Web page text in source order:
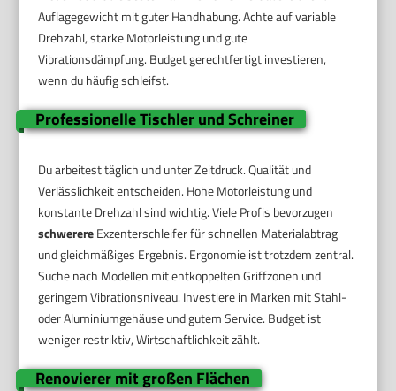
Auflagegewicht mit guter Handhabung. Achte auf variable
Drehzahl, starke Motorleistung und gute
Vibrationsdämpfung. Budget gerechtfertigt investieren,
wenn du häufig schleifst.
Professionelle Tischler und Schreiner
Du arbeitest täglich und unter Zeitdruck. Qualität und
Verlässlichkeit entscheiden. Hohe Motorleistung und
konstante Drehzahl sind wichtig. Viele Profis bevorzugen
schwerereExzenterschleifer für schnellen Materialabtrag
und gleichmäßiges Ergebnis. Ergonomie ist trotzdem zentral.
Suche nach Modellen mit entkoppelten Griffzonen und
geringem Vibrationsniveau. Investiere in Marken mit Stahl-
oder Aluminiumgehäuse und gutem Service. Budget ist
weniger restriktiv, Wirtschaftlichkeit zählt.
Renovierer mit großen Flächen